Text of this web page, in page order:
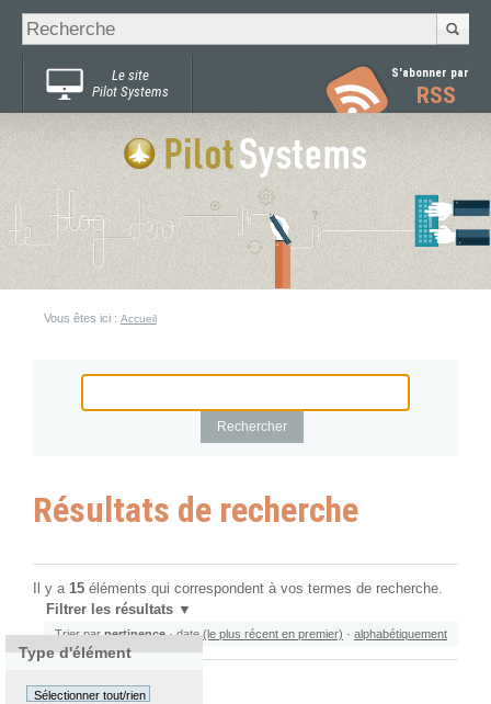
Chercher par
Recherche
avancée…
Le site
Pilot Systems
S'abonner par
RSS
Vous êtes ici : Accueil
Résultats de recherche
Il y a 15 éléments qui correspondent à vos termes de recherche.
Filtrer les résultats
Type d'élément
Sélectionner tout/rien
Trier par pertinence · date (le plus récent en premier) · alphabétiquement